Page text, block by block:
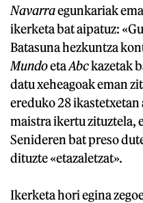
Navarraegunkariak
ikerketa bat aipatuz:
Batasuna hezkuntza
MundoetaAbckazetak
datu xeheagoak eman
ereduko 28
maistra ikertu zituztela,
Senideren bat preso
dituzte «etazaletzat».
Ikerketa hori egina